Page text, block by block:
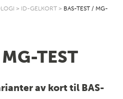
> ID-GELKORT > BAS-TEST / MG-
TEST
av kort til BAS-